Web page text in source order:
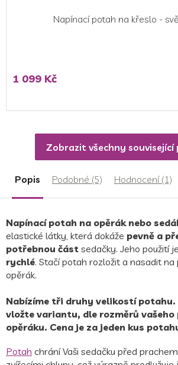
Napínací potah na křeslo -
1 099 Kč
Zobrazit všechny
Popis Podobné (5) Hodnocení (1)
Napínací potah na opěrák nebo
elastické látky, která dokáže pevně a
potřebnou část sedačky. Jeho použití
rychlé. Stačí potah rozložit a nasadit na
opěrák.
Nabízíme tři druhy velikostí potahu.
vložte variantu, dle rozměrů vašeho
opěráku. Cena je za jeden kus
Potah chrání Vaši sedačku před